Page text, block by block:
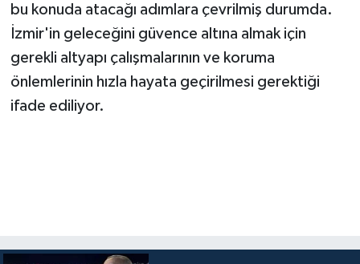
bu konuda atacağı adımlara çevrilmiş durumda.
İzmir'in geleceğini güvence altına almak için
gerekli altyapı çalışmalarının ve koruma
önlemlerinin hızla hayata geçirilmesi gerektiği
ifade ediliyor.